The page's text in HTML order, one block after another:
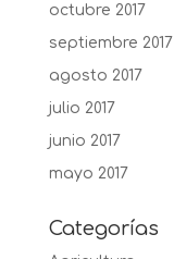
octubre 2017
septiembre 2017
agosto 2017
julio 2017
junio 2017
mayo 2017
Categorías